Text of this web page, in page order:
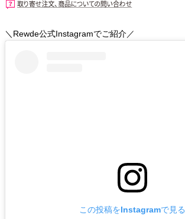
＼Rewde公式Instagramでご紹介／
この投稿をInstagramで見る